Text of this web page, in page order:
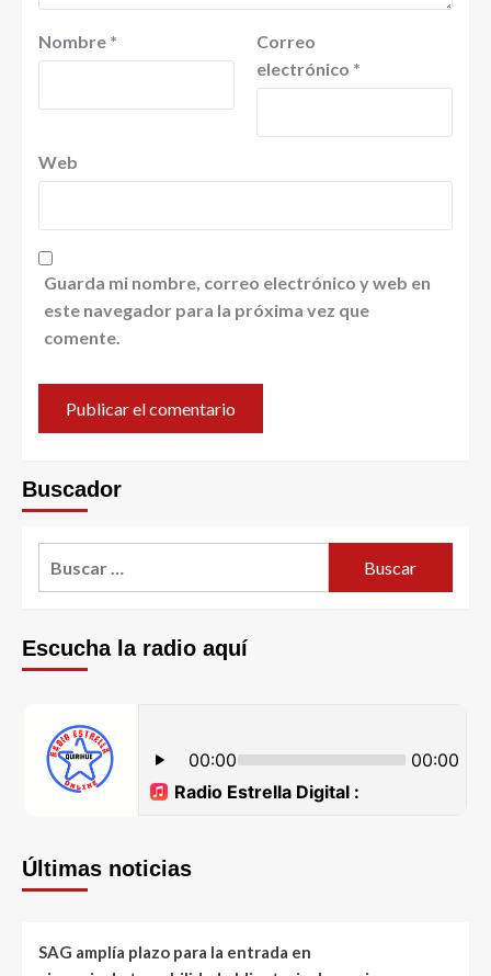
Nombre *
Correo
electrónico *
Web
Guarda mi nombre, correo electrónico y web en
este navegador para la próxima vez que
comente.
Buscador
Escucha la radio aquí
Últimas noticias
SAG amplía plazo para la entrada en